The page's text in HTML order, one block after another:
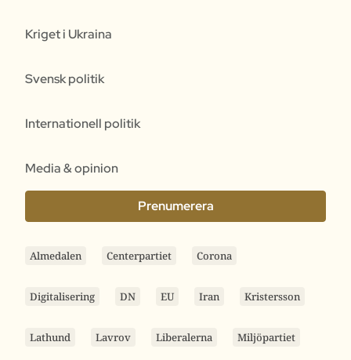
Kriget i Ukraina
Svensk politik
Internationell politik
Media & opinion
Prenumerera
Almedalen Centerpartiet Corona
Digitalisering DN EU Iran Kristersson
Lathund Lavrov Liberalerna Miljöpartiet